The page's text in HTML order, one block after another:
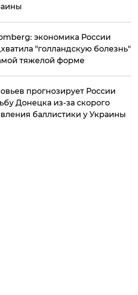
экономика России
"голландскую болезнь"
тяжелой форме
прогнозирует России
Донецка из-за скорого
баллистики у Украины